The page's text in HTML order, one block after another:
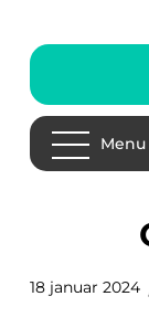
Menu
18 januar 2024